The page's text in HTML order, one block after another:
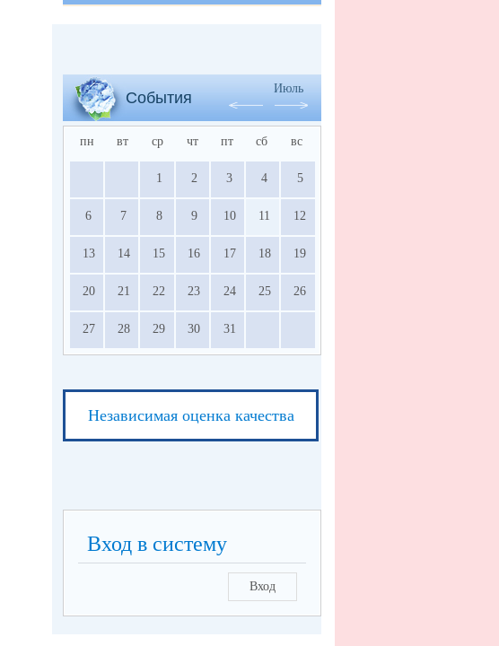
События
Июль
пн вт ср чт пт сб вс
1 2 3 4 5
6 7 8 9 10 11 12
13 14 15 16 17 18 19
20 21 22 23 24 25 26
27 28 29 30 31
Независимая оценка качества
Вход в систему
Вход